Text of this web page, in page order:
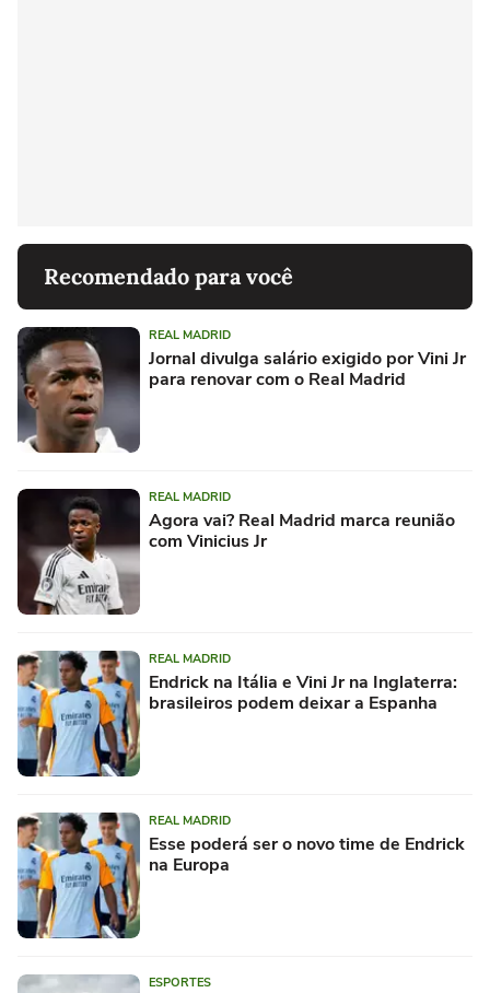
Recomendado para você
REAL MADRID
Jornal divulga salário exigido por Vini Jr
para renovar com o Real Madrid
REAL MADRID
Agora vai? Real Madrid marca reunião
com Vinicius Jr
REAL MADRID
Endrick na Itália e Vini Jr na Inglaterra:
brasileiros podem deixar a Espanha
REAL MADRID
Esse poderá ser o novo time de Endrick
na Europa
ESPORTES